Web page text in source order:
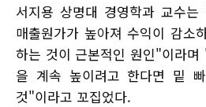
서지용 상명대 경영학과 교수
매출원가가 높아져 수익이 감소
하는 것이 근본적인 원인"이라
을 계속 높이려고 한다면 밑
것"이라고 꼬집었다.